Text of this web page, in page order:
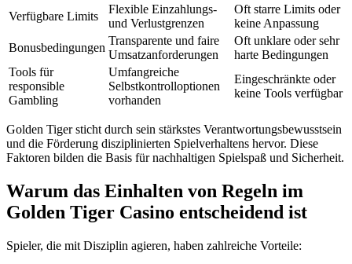
Verfügbare Limits
Flexible Einzahlungs-
und Verlustgrenzen
Oft starre Limits oder
keine Anpassung
Bonusbedingungen
Transparente und faire
Umsatzanforderungen
Oft unklare oder sehr
harte Bedingungen
Tools für
responsible
Gambling
Umfangreiche
Selbstkontrolloptionen
vorhanden
Eingeschränkte oder
keine Tools verfügbar
Golden Tiger sticht durch sein stärkstes Verantwortungsbewusstsein
und die Förderung disziplinierten Spielverhaltens hervor. Diese
Faktoren bilden die Basis für nachhaltigen Spielspaß und Sicherheit.
Warum das Einhalten von Regeln im
Golden Tiger Casino entscheidend ist
Spieler, die mit Disziplin agieren, haben zahlreiche Vorteile: